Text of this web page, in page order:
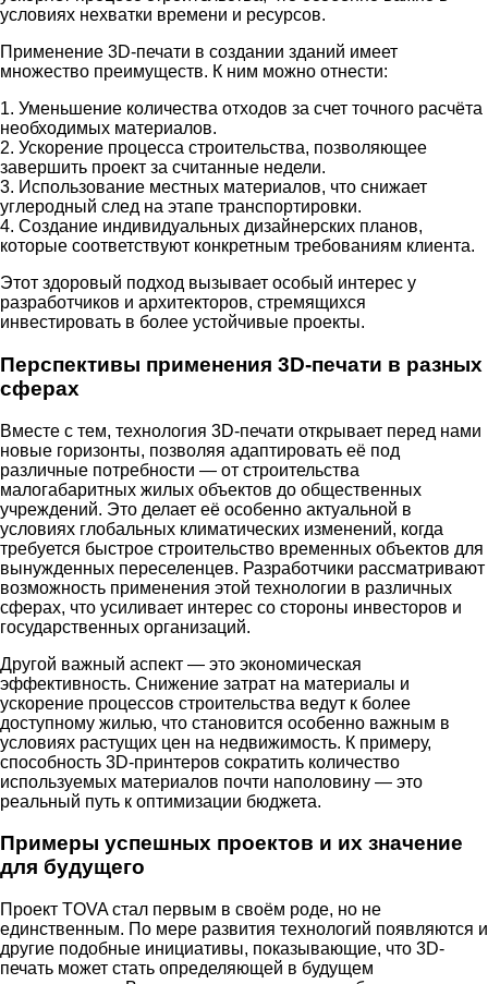
условиях нехватки времени и ресурсов.
Применение 3D-печати в создании зданий имеет
множество преимуществ. К ним можно отнести:
1. Уменьшение количества отходов за счет точного расчёта
необходимых материалов.
2. Ускорение процесса строительства, позволяющее
завершить проект за считанные недели.
3. Использование местных материалов, что снижает
углеродный след на этапе транспортировки.
4. Создание индивидуальных дизайнерских планов,
которые соответствуют конкретным требованиям клиента.
Этот здоровый подход вызывает особый интерес у
разработчиков и архитекторов, стремящихся
инвестировать в более устойчивые проекты.
Перспективы применения 3D-печати в разных
сферах
Вместе с тем, технология 3D-печати открывает перед нами
новые горизонты, позволяя адаптировать её под
различные потребности — от строительства
малогабаритных жилых объектов до общественных
учреждений. Это делает её особенно актуальной в
условиях глобальных климатических изменений, когда
требуется быстрое строительство временных объектов для
вынужденных переселенцев. Разработчики рассматривают
возможность применения этой технологии в различных
сферах, что усиливает интерес со стороны инвесторов и
государственных организаций.
Другой важный аспект — это экономическая
эффективность. Снижение затрат на материалы и
ускорение процессов строительства ведут к более
доступному жилью, что становится особенно важным в
условиях растущих цен на недвижимость. К примеру,
способность 3D-принтеров сократить количество
используемых материалов почти наполовину — это
реальный путь к оптимизации бюджета.
Примеры успешных проектов и их значение
для будущего
Проект TOVA стал первым в своём роде, но не
единственным. По мере развития технологий появляются и
другие подобные инициативы, показывающие, что 3D-
печать может стать определяющей в будущем